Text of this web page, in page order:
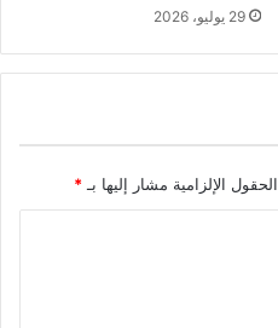
29 يوليو، 2026
الحقول الإلزامية مشار إليها بـ*